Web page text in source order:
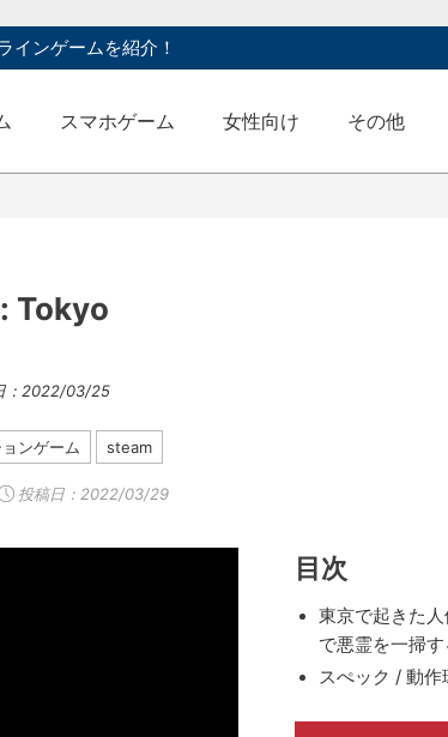
インゲームを紹介！
スマホゲーム 女性向け その他
Tokyo
：2022/03/25
ンゲーム steam
投稿日：2022/03/29
目次
東京で起きた
で悪霊を一掃す
スぺック / 動作